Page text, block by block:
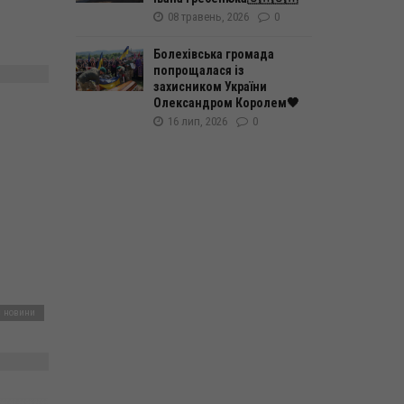
новини
08 травень, 2026 0
Болехівська громада
попрощалася із
захисником України
Олександром Королем🖤
16 лип, 2026 0